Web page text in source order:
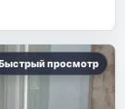
просмотр